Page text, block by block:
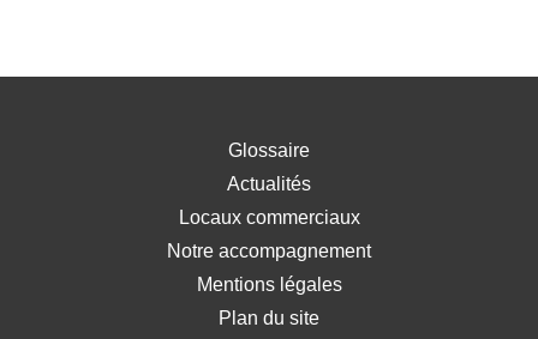
Glossaire
Actualités
Locaux commerciaux
Notre accompagnement
Mentions légales
Plan du site